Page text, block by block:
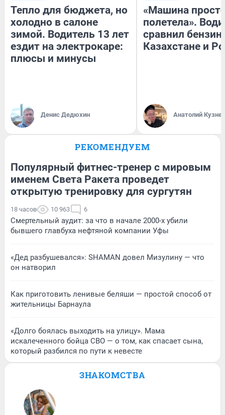
Тепло для бюджета, но
холодно в салоне
зимой. Водитель 13 лет
ездит на электрокаре:
плюсы и минусы
Денис Дедюхин
«Машина
полетела».
сравнил бензин
Казахстане и
Анатолий
РЕКОМЕНДУЕМ
Популярный фитнес-тренер с мировым
именем Света Ракета проведет
открытую тренировку для сургутян
18 часов 10 963 6
Смертельный аудит: за что в начале 2000-х убили
бывшего главбуха нефтяной компании Уфы
«Дед разбушевался»: SHAMAN довел Мизулину — что
он натворил
Как приготовить ленивые беляши — простой способ от
жительницы Барнаула
«Долго боялась выходить на улицу». Мама
искалеченного бойца СВО — о том, как спасает сына,
который разбился по пути к невесте
ЗНАКОМСТВА